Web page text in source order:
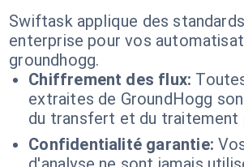
Swiftask applique des
enterprise pour vos
groundhogg.
Chiffrement des flux:
extraites de GroundHogg
du transfert et du traitement
Confidentialité garantie: